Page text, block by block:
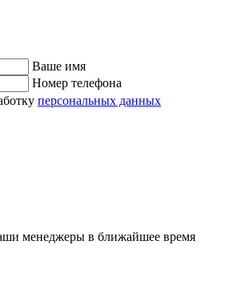
Ваше имя
Номер телефона
персональных данных
менеджеры в ближайшее время